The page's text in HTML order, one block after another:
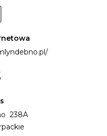
238A